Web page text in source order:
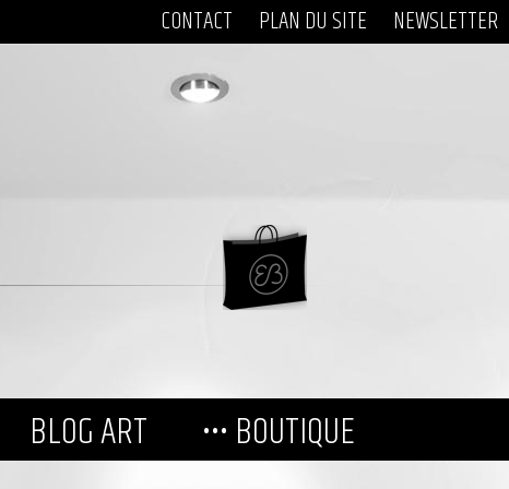
CONTACT PLAN DU SITE NEWSLETTER
BLOG ART ••• BOUTIQUE